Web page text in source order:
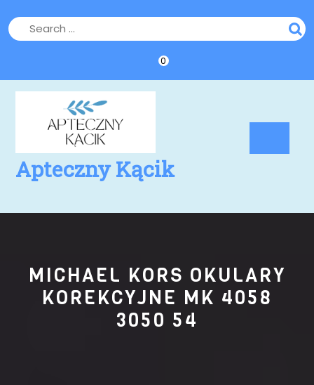
to
content
0
Apteczny Kącik
MICHAEL KORS OKULARY
KOREKCYJNE MK 4058
3050 54